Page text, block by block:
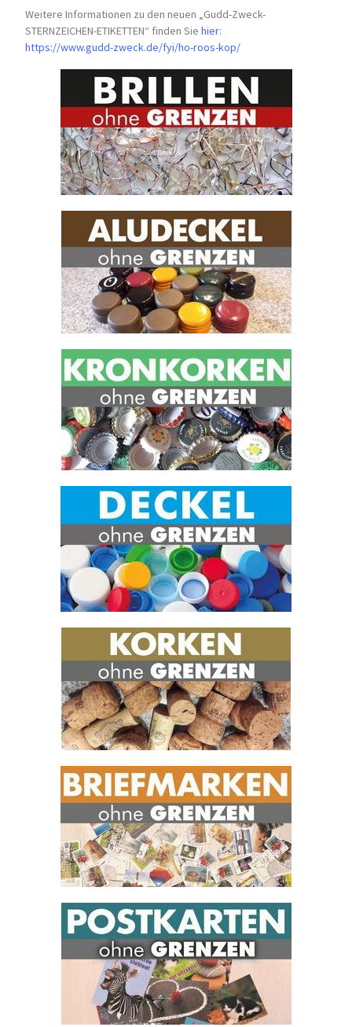
Weitere Informationen zu den neuen „Gudd-Zweck-
STERNZEICHEN-ETIKETTEN“ finden Siehier:
https://www.gudd-zweck.de/fyi/ho-roos-kop/